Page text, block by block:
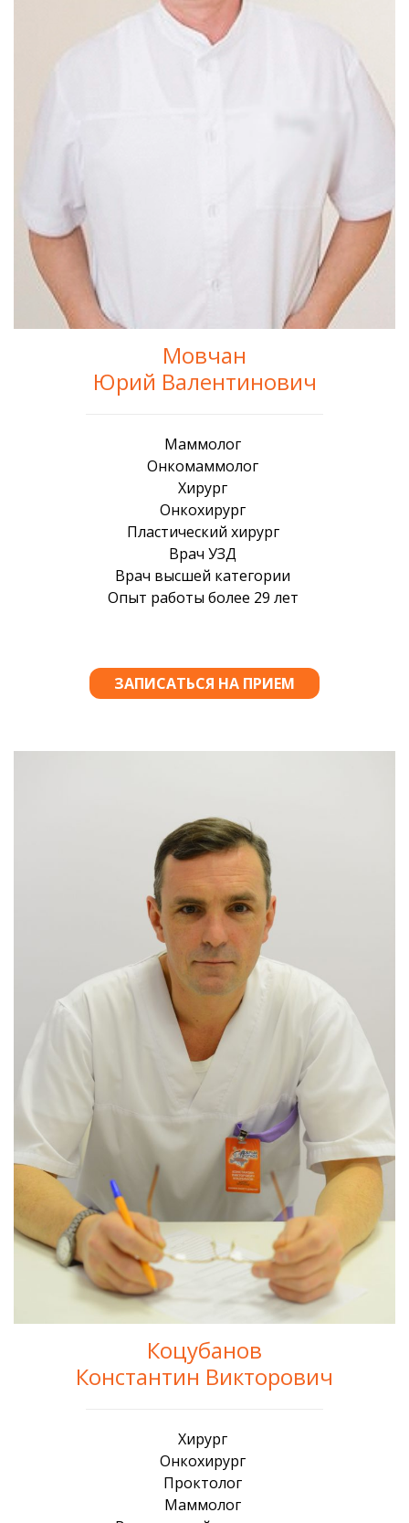
Мовчан
Юрий Валентинович
Коцубанов
Константин Викторович